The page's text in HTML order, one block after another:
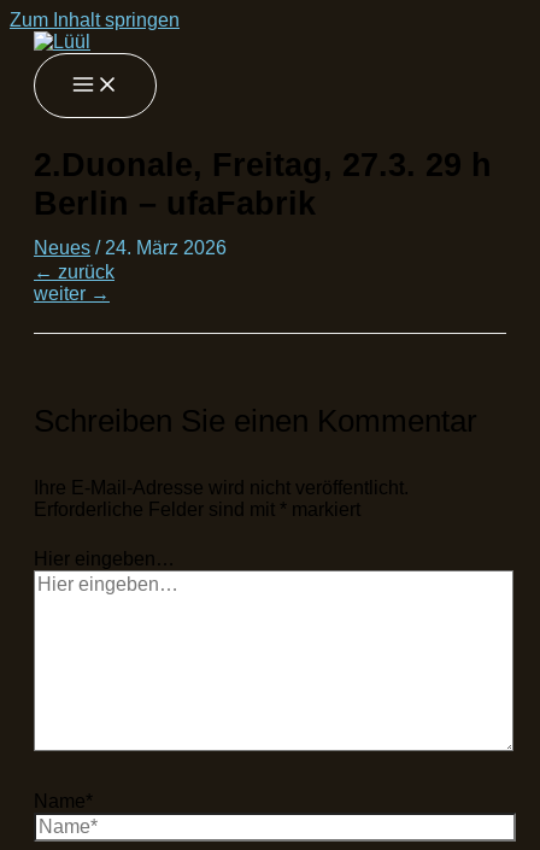
Zum Inhalt springen
2.Duonale, Freitag, 27.3. 29 h
Berlin – ufaFabrik
Neues / 24. März 2026
← zurück
weiter →
Schreiben Sie einen Kommentar
Ihre E-Mail-Adresse wird nicht veröffentlicht.
Erforderliche Felder sind mit * markiert
Hier eingeben…
Name*